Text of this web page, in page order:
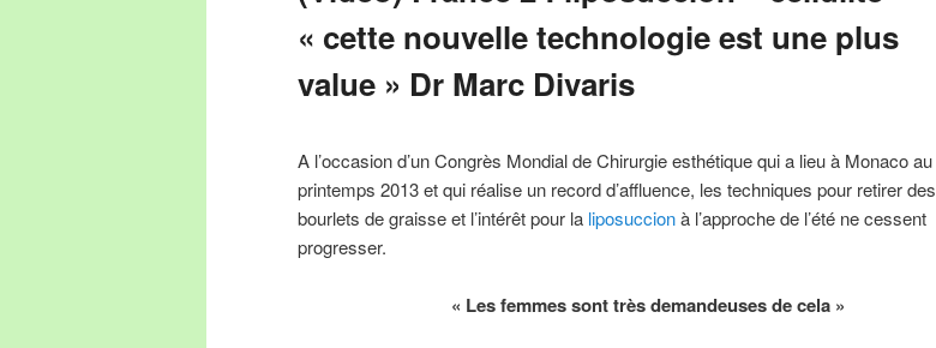
« cette nouvelle technologie est une plus
value » Dr Marc Divaris
A l’occasion d’un Congrès Mondial de Chirurgie esthétique qui a lieu à Monaco au
printemps 2013 et qui réalise un record d’affluence, les techniques pour retirer des
bourlets de graisse et l’intérêt pour la liposuccionà l’approche de l’été ne cessent
progresser.
« Les femmes sont très demandeuses de cela »